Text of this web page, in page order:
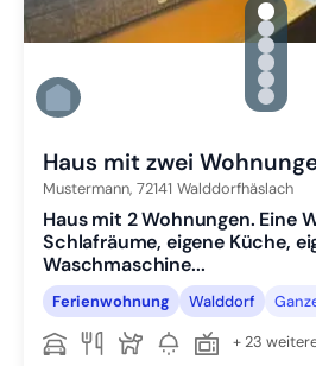
Zu
Zu
Zu
Zu
Zu
Zu
Haus mit zwei
Mustermann, 72141 Walddorfhäslach
Haus mit 2 Wohnungen. Eine
Schlafräume, eigene Küche,
Waschmaschine...
Ferienwohnung Walddorf
+ 23